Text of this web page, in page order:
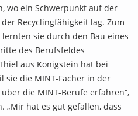
wo ein Schwerpunkt auf der
Recyclingfähigkeit lag. Zum
sie durch den Bau eines
des Berufsfeldes
aus Königstein hat bei
sie die MINT-Fächer in der
die MINT-Berufe erfahren“,
„Mir hat es gut gefallen, dass